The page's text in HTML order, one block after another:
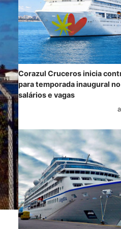
Corazul Cruceros inicia
para temporada inaugural
salários e vagas